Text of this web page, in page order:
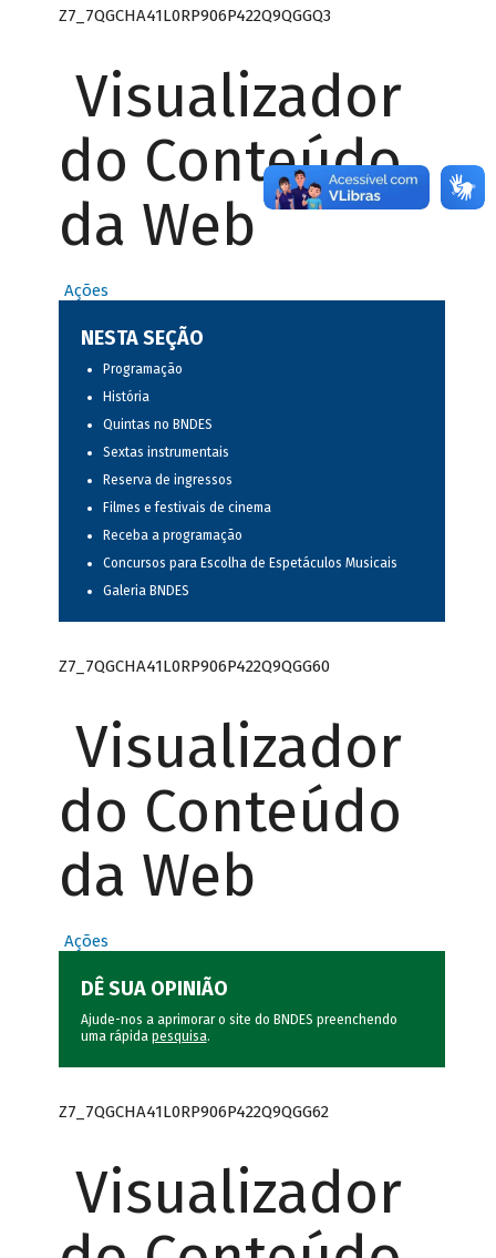
Z7_7QGCHA41L0RP906P422Q9QGGQ3
Visualizador
do Conteúdo
da Web
Ações
NESTA SEÇÃO
Programação
História
Quintas no BNDES
Sextas instrumentais
Reserva de ingressos
Filmes e festivais de cinema
Receba a programação
Concursos para Escolha de Espetáculos Musicais
Galeria BNDES
Z7_7QGCHA41L0RP906P422Q9QGG60
Visualizador
do Conteúdo
da Web
Ações
DÊ SUA OPINIÃO
Ajude-nos a aprimorar o site do BNDES preenchendo
uma rápida pesquisa.
Z7_7QGCHA41L0RP906P422Q9QGG62
Visualizador